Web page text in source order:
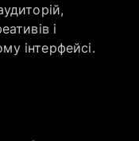
і
інтерфейсі.